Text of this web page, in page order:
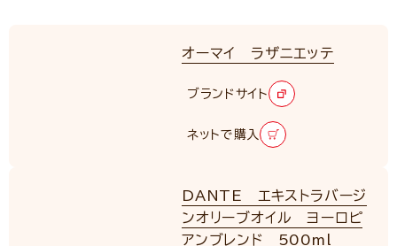
オーマイ ラザニエッテ
ブランドサイト
ネットで購入
DANTE エキストラバージ
ンオリーブオイル ヨーロピ
アンブレンド 500ml